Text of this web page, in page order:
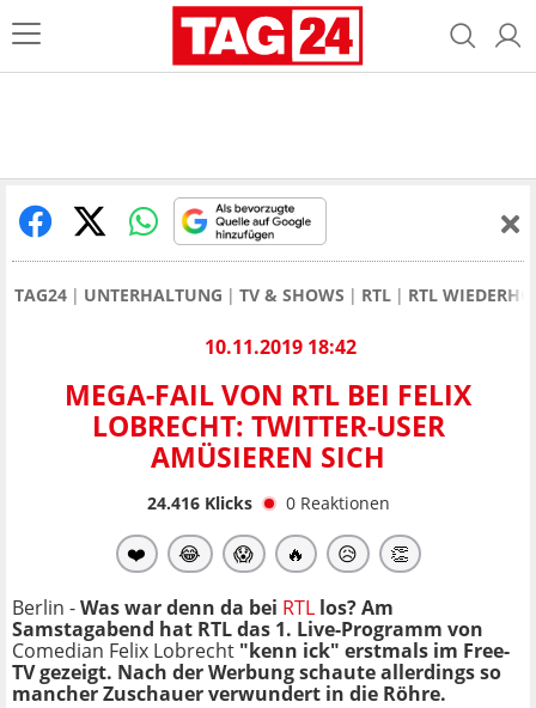
TAG24 UNTERHALTUNG TV & SHOWS RTL RTL
10.11.2019 18:42
MEGA-FAIL VON RTL BEI FELIX
LOBRECHT: TWITTER-USER
AMÜSIEREN SICH
24.416Klicks 0 Reaktionen
❤️ 😂 😱 🔥 😥 👏
Berlin -Was war denn da bei RTL los? Am
Samstagabend hat RTL das 1. Live-Programm von
Comedian Felix Lobrecht "kenn ick" erstmals im Free-
TV gezeigt. Nach der Werbung schaute allerdings so
mancher Zuschauer verwundert in die Röhre.